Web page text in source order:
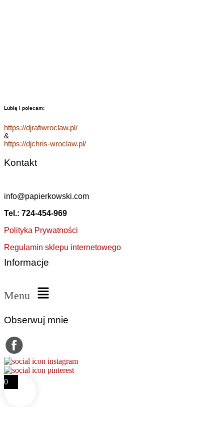
Lubię i polecam:
https://djrafiwroclaw.pl/
&
https://djchris-wroclaw.pl/
Kontakt
info@papierkowski.com
Tel.: 724-454-969
Polityka Prywatności
Regulamin sklepu internetowego
Informacje
Menu
Obserwuj mnie
0